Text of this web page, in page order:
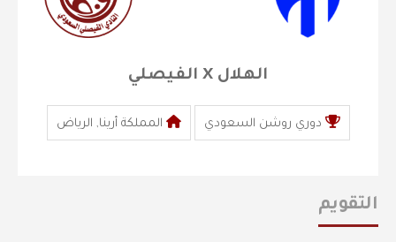
الهلال X الفيصلي
دوري روشن السعودي المملكة أرينا, الرياض
التقويم